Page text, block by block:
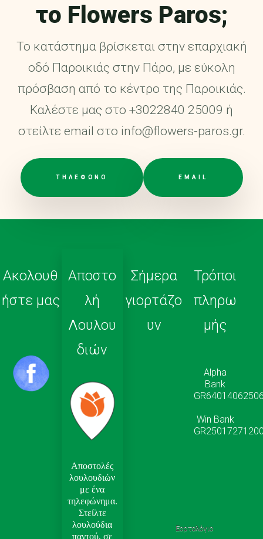
το Flowers Paros;
Το κατάστημα βρίσκεται στην επαρχιακή
οδό Παροικιάς στην Πάρο, με εύκολη
πρόσβαση από το κέντρο της Παροικιάς.
Καλέστε μας στο +3022840 25009 ή
στείλτε email στο info@flowers-paros.gr.
ΤΗΛΕΦΩΝΟ EMAIL
Ακολουθ
ήστε μας
Αποστο
λή
Λουλου
διών
Αποστολές
λουλουδιών
με ένα
τηλεφώνημα.
Στείλτε
λουλούδια
παντού, σε
Σήμερα
γιορτάζο
υν
Εορτολόγιο
Τρόποι
πληρω
μής
Αlpha
Bank
Win Bank